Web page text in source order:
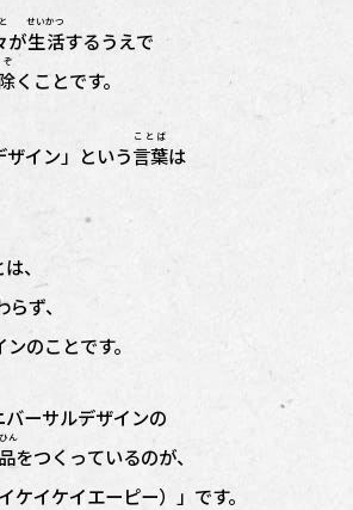
が生活
せいかつ
するうえで
ぞ
くことです。
イン」という言葉
ことば
は
、
ず、
のことです。
ーサルデザインの
ん
をつくっているのが、
ケイケイエーピー）」です。